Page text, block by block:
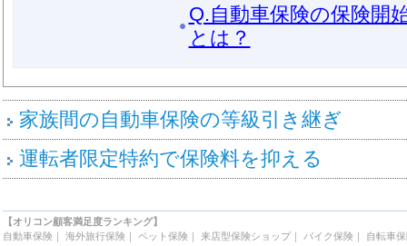
Q.自動車保険の保険開
とは？
家族間の自動車保険の等級引き継ぎ
運転者限定特約で保険料を抑える
【オリコン顧客満足度ランキング】
自動車保険｜ 海外旅行保険｜ ペット保険｜ 来店型保険ショップ｜ バイク保険｜
自転車